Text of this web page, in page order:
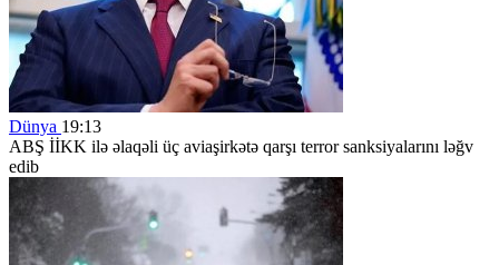
Dünya 19:13
ABŞ İİKK ilə əlaqəli üç aviaşirkətə qarşı terror sanksiyalarını ləğv
edib